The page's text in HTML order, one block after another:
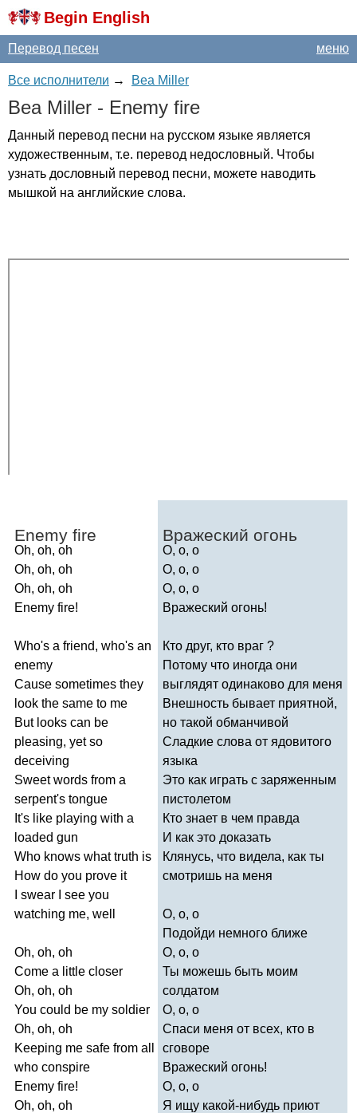
Begin English
меню
Перевод песен
Все исполнители → Bea Miller
Bea Miller - Enemy fire
Данный перевод песни на русском языке является
художественным, т.е. перевод недословный. Чтобы
узнать дословный перевод песни, можете наводить
мышкой на английские слова.
Enemy fire
Oh, oh, oh
Oh, oh, oh
Oh, oh, oh
Enemy fire!
Who's a friend, who's an
enemy
Cause sometimes they
look the same to me
But looks can be
pleasing, yet so
deceiving
Sweet words from a
serpent's tongue
It's like playing with a
loaded gun
Who knows what truth is
How do you prove it
swear see you
watching me, well
Oh, oh, oh
Come a little closer
Oh, oh, oh
You could be my soldier
Oh, oh, oh
Keeping me safe from all
who conspire
Enemy fire!
Oh, oh, oh
Вражеский огонь
О, о, о
О, о, о
О, о, о
Вражеский огонь!
Кто друг, кто враг ?
Потому что иногда они
выглядят одинаково для меня
Внешность бывает приятной,
но такой обманчивой
Сладкие слова от ядовитого
языка
Это как играть с заряженным
пистолетом
Кто знает в чем правда
И как это доказать
Клянусь, что видела, как ты
смотришь на меня
О, о, о
Подойди немного ближе
О, о, о
Ты можешь быть моим
солдатом
О, о, о
Спаси меня от всех, кто в
сговоре
Вражеский огонь!
О, о, о
Я ищу какой-нибудь приют